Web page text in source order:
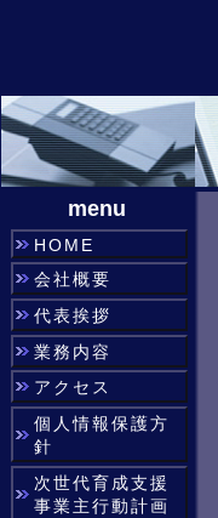
menu
HOME
会社概要
代表挨拶
業務内容
アクセス
個人情報保護方
針
次世代育成支援
事業主行動計画